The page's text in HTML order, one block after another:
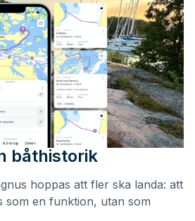
båthistorik
hoppas att fler ska landa: att
som en funktion, utan som